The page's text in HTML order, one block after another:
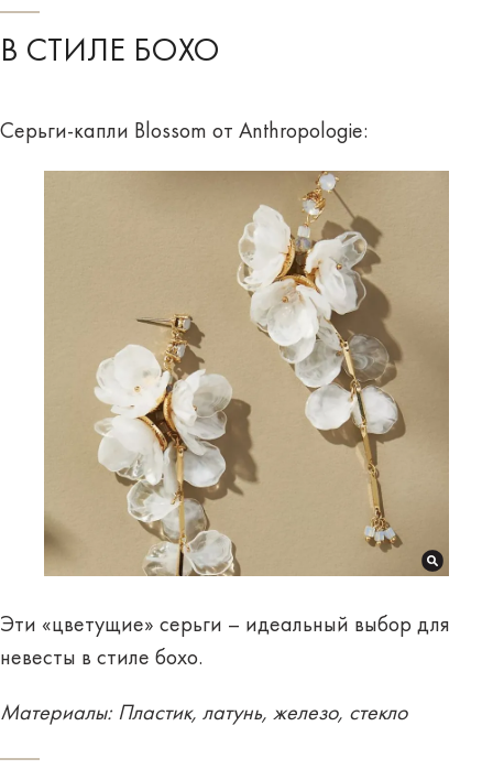
В СТИЛЕ БОХО
Серьги-капли Blossom от Anthropologie:
Эти «цветущие» серьги – идеальный выбор для
невесты в стиле бохо.
Материалы: Пластик, латунь, железо, стекло